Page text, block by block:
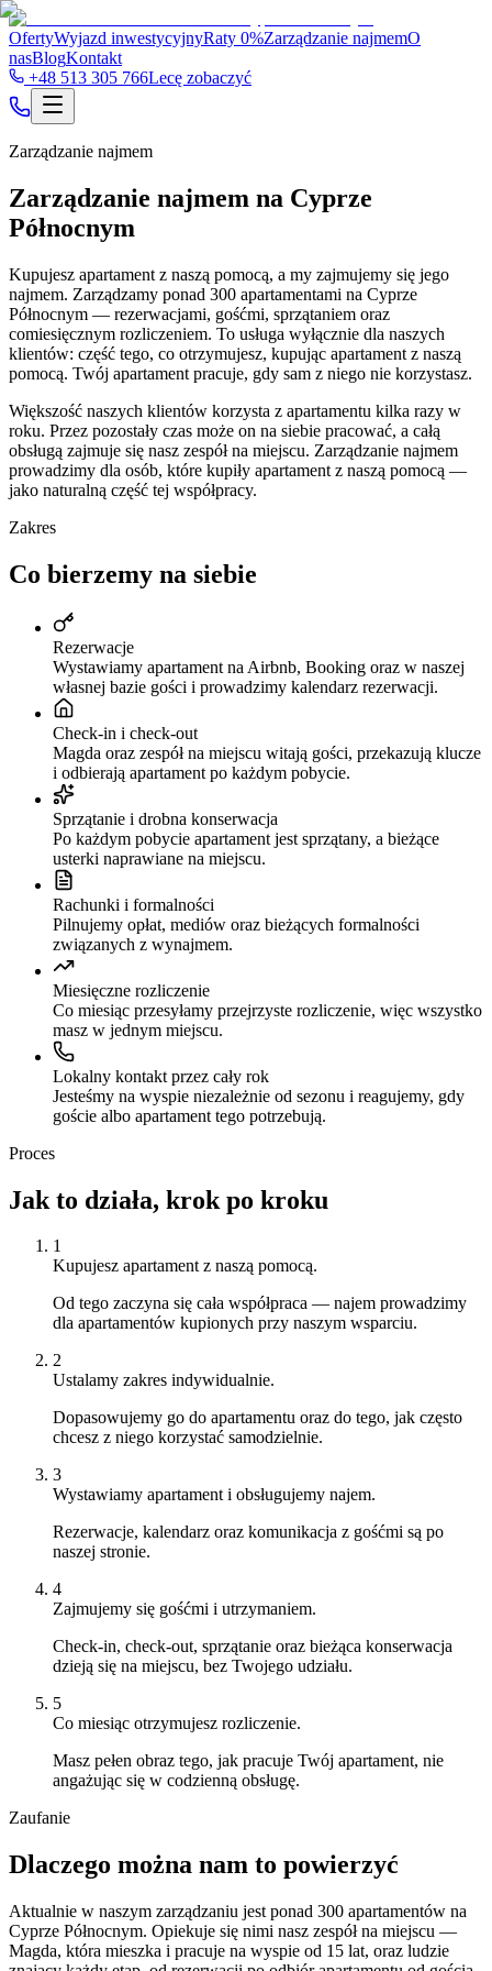
OfertyWyjazd inwestycyjnyRaty 0%Zarządzanie najmemO
nasBlogKontakt
+48 513 305 766Lecę zobaczyć
Zarządzanie najmem
Zarządzanie najmem na Cyprze
Północnym
Kupujesz apartament z naszą pomocą, a my zajmujemy się jego
najmem. Zarządzamy ponad 300 apartamentami na Cyprze
Północnym — rezerwacjami, gośćmi, sprzątaniem oraz
comiesięcznym rozliczeniem. To usługa wyłącznie dla naszych
klientów: część tego, co otrzymujesz, kupując apartament z naszą
pomocą. Twój apartament pracuje, gdy sam z niego nie korzystasz.
Większość naszych klientów korzysta z apartamentu kilka razy w
roku. Przez pozostały czas może on na siebie pracować, a całą
obsługą zajmuje się nasz zespół na miejscu. Zarządzanie najmem
prowadzimy dla osób, które kupiły apartament z naszą pomocą —
jako naturalną część tej współpracy.
Zakres
Co bierzemy na siebie
Rezerwacje
Wystawiamy apartament na Airbnb, Booking oraz w naszej
własnej bazie gości i prowadzimy kalendarz rezerwacji.
Check-in i check-out
Magda oraz zespół na miejscu witają gości, przekazują klucze
i odbierają apartament po każdym pobycie.
Sprzątanie i drobna konserwacja
Po każdym pobycie apartament jest sprzątany, a bieżące
usterki naprawiane na miejscu.
Rachunki i formalności
Pilnujemy opłat, mediów oraz bieżących formalności
związanych z wynajmem.
Miesięczne rozliczenie
Co miesiąc przesyłamy przejrzyste rozliczenie, więc wszystko
masz w jednym miejscu.
Lokalny kontakt przez cały rok
Jesteśmy na wyspie niezależnie od sezonu i reagujemy, gdy
goście albo apartament tego potrzebują.
Proces
Jak to działa, krok po kroku
1
Kupujesz apartament z naszą pomocą.
Od tego zaczyna się cała współpraca — najem prowadzimy
dla apartamentów kupionych przy naszym wsparciu.
2
Ustalamy zakres indywidualnie.
Dopasowujemy go do apartamentu oraz do tego, jak często
chcesz z niego korzystać samodzielnie.
3
Wystawiamy apartament i obsługujemy najem.
Rezerwacje, kalendarz oraz komunikacja z gośćmi są po
naszej stronie.
4
Zajmujemy się gośćmi i utrzymaniem.
Check-in, check-out, sprzątanie oraz bieżąca konserwacja
dzieją się na miejscu, bez Twojego udziału.
5
Co miesiąc otrzymujesz rozliczenie.
Masz pełen obraz tego, jak pracuje Twój apartament, nie
angażując się w codzienną obsługę.
Zaufanie
Dlaczego można nam to powierzyć
Aktualnie w naszym zarządzaniu jest ponad 300 apartamentów na
Cyprze Północnym. Opiekuje się nimi nasz zespół na miejscu —
Magda, która mieszka i pracuje na wyspie od 15 lat, oraz ludzie